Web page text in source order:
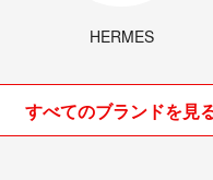
HERMES
すべてのブランドを見